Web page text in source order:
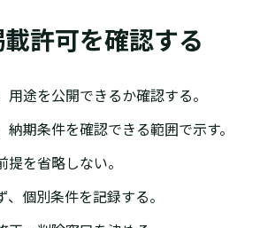
許可を確認する
途を公開できるか確認する。
期条件を確認できる範囲で示す。
を省略しない。
個別条件を記録する。